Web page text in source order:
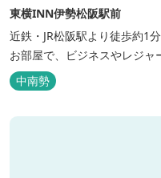
東横INN伊勢松阪駅前
近鉄・JR松阪駅より徒歩約1
お部屋で、ビジネスやレジャ
中南勢